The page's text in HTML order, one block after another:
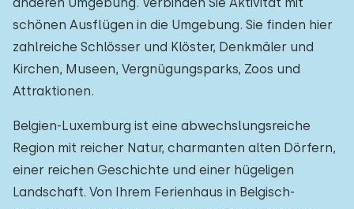
schönen Ausflügen in die Umgebung. Sie finden hier
zahlreiche Schlösser und Klöster, Denkmäler und
Kirchen, Museen, Vergnügungsparks, Zoos und
Attraktionen.
Belgien-Luxemburg ist eine abwechslungsreiche
Region mit reicher Natur, charmanten alten Dörfern,
einer reichen Geschichte und einer hügeligen
Landschaft. Von Ihrem Ferienhaus in Belgisch-